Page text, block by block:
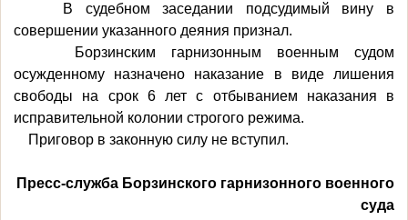
В судебном заседании подсудимый вину в
совершении указанного деяния признал.
Борзинским гарнизонным военным судом
осужденному назначено наказание в виде лишения
свободы на срок 6 лет с отбыванием наказания в
исправительной колонии строгого режима.
Приговор в законную силу не вступил.
Пресс-служба Борзинского гарнизонного военного
суда